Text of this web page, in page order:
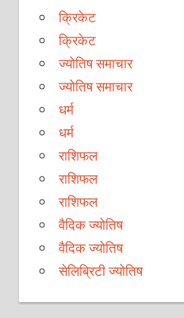
क्रिकेट
क्रिकेट
ज्योतिष समाचार
ज्योतिष समाचार
धर्म
धर्म
राशिफल
राशिफल
राशिफल
वैदिक ज्योतिष
वैदिक ज्योतिष
सेलिब्रिटी ज्योतिष